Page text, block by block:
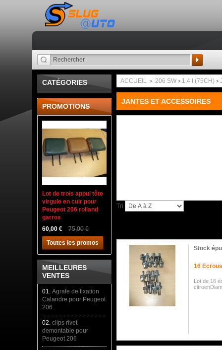
CATÉGORIES
PROMOTIONS
Lot de trois appui tête
virgule en cuir pour
Peugeot 206 rolland
garros
60,00 €
75,00 €
Toutes les promos
MEILLEURES
VENTES
01. Agrafe de fixation
Calandre pour Peugeot
206
02. clips rivet
demontable pour
Peugeot 206
ACCUEIL > 206 SW > 1.4 I (75CH) >
JANTES ET ACCESSOIRES
Tri
Stock
16
Lot de 16